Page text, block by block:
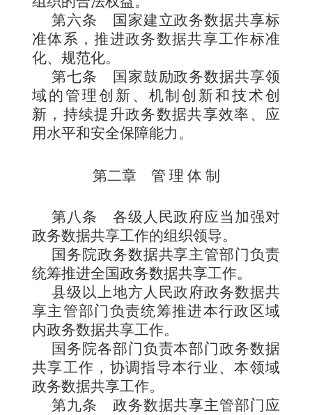
第六条
国家建立政务数据共享标
准体系，推进政务数据共享工作标准
化、规范化。
第七条
国家鼓励政务数据共享领
域的管理创新、机制创新和技术创
新，持续提升政务数据共享效率、应
用水平和安全保障能力。
第二章 管 理 体 制
第八条 各级人民政府应当加强对
政务数据共享工作的组织领导。
国务院政务数据共享主管部门负责
统筹推进全国政务数据共享工作。
县级以上地方人民政府政务数据共
享主管部门负责统筹推进本行政区域
内政务数据共享工作。
国务院各部门负责本部门政务数据
共享工作，协调指导本行业、本领域
政务数据共享工作。
第九条 政务数据共享主管部门应